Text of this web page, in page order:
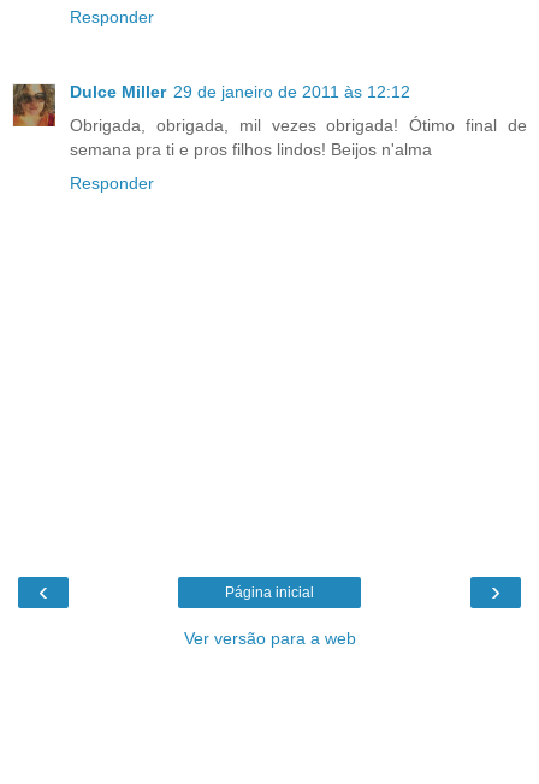
Responder
Dulce Miller 29 de janeiro de 2011 às 12:12
Obrigada, obrigada, mil vezes obrigada! Ótimo final de
semana pra ti e pros filhos lindos! Beijos n'alma
Responder
‹ ›
Página inicial
Ver versão para a web